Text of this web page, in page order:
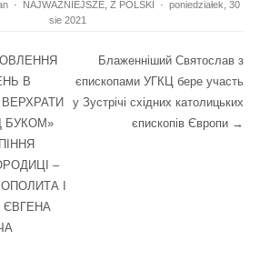
· NAJWAŻNIEJSZE, Z POLSKI · poniedziałek, 30
sie 2021
В
БУКОМ»
–
І
ЄВГЕНА
Блаженніший Святослав з
єпископами УГКЦ бере участь
у Зустрічі східних католицьких
єпископів Європи →